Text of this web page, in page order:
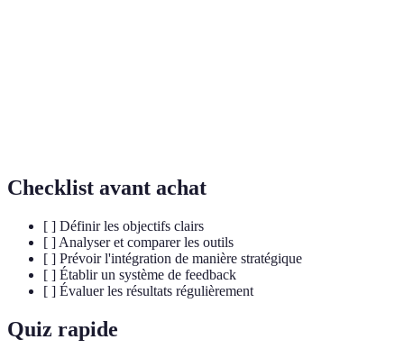
Checklist avant achat
[ ] Définir les objectifs clairs
[ ] Analyser et comparer les outils
[ ] Prévoir l'intégration de manière stratégique
[ ] Établir un système de feedback
[ ] Évaluer les résultats régulièrement
Quiz rapide